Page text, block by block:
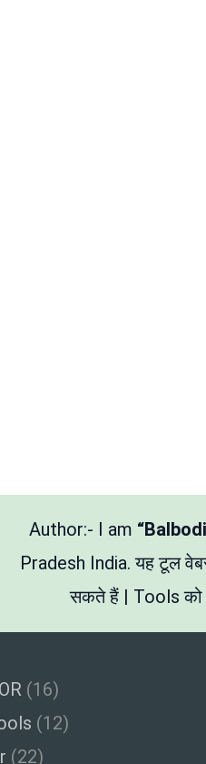
Author:- I am
Pradesh India. यह टूल
सकते हैं | Tools को
(16)
(12)
(22)